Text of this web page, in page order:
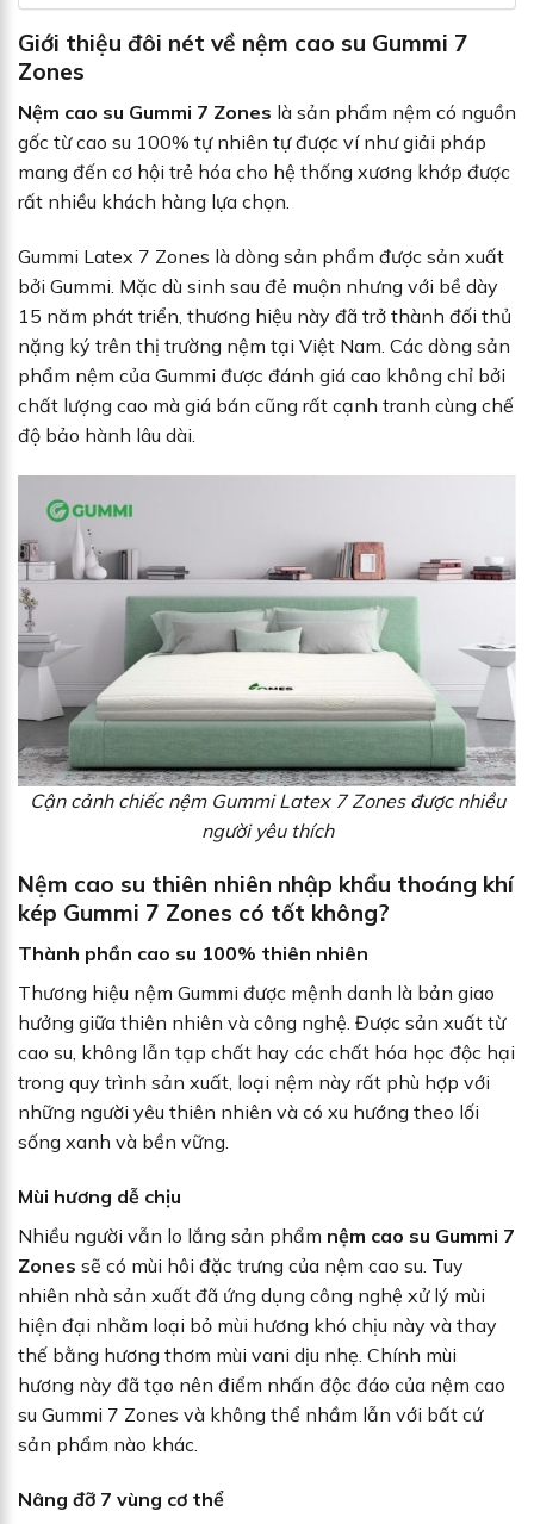
Giới thiệu đôi nét về nệm cao su Gummi 7
Zones
Nệm cao su Gummi 7 Zones là sản phẩm nệm có nguồn
gốc từ cao su 100% tự nhiên tự được ví như giải pháp
mang đến cơ hội trẻ hóa cho hệ thống xương khớp được
rất nhiều khách hàng lựa chọn.
Gummi Latex 7 Zones là dòng sản phẩm được sản xuất
bởi Gummi. Mặc dù sinh sau đẻ muộn nhưng với bề dày
15 năm phát triển, thương hiệu này đã trở thành đối thủ
nặng ký trên thị trường nệm tại Việt Nam. Các dòng sản
phẩm nệm của Gummi được đánh giá cao không chỉ bởi
chất lượng cao mà giá bán cũng rất cạnh tranh cùng chế
độ bảo hành lâu dài.
Cận cảnh chiếc nệm Gummi Latex 7 Zones được nhiều
người yêu thích
Nệm cao su thiên nhiên nhập khẩu thoáng khí
kép Gummi 7 Zones có tốt không?
Thành phần cao su 100% thiên nhiên
Thương hiệu nệm Gummi được mệnh danh là bản giao
hưởng giữa thiên nhiên và công nghệ. Được sản xuất từ
cao su, không lẫn tạp chất hay các chất hóa học độc hại
trong quy trình sản xuất, loại nệm này rất phù hợp với
những người yêu thiên nhiên và có xu hướng theo lối
sống xanh và bền vững.
Mùi hương dễ chịu
Nhiều người vẫn lo lắng sản phẩm nệm cao su Gummi 7
Zones sẽ có mùi hôi đặc trưng của nệm cao su. Tuy
nhiên nhà sản xuất đã ứng dụng công nghệ xử lý mùi
hiện đại nhằm loại bỏ mùi hương khó chịu này và thay
thế bằng hương thơm mùi vani dịu nhẹ. Chính mùi
hương này đã tạo nên điểm nhấn độc đáo của nệm cao
su Gummi 7 Zones và không thể nhầm lẫn với bất cứ
sản phẩm nào khác.
Nâng đỡ 7 vùng cơ thể